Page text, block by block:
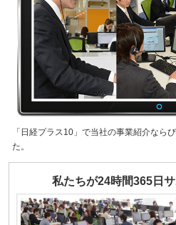
「日経プラス10」で当社の事業紹介なら
た。
私たちが24時間365日